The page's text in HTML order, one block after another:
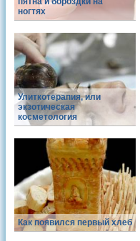
ногтях
Улиткотерапия, или
экзотическая
косметология
Как появился первый хлеб